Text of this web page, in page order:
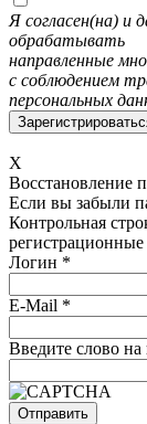
Я согласен(на) и
обрабатывать
направленные
с соблюдением
персональных
X
Восстановление
Если вы забыли
Контрольная
Логин *
E-Mail *
Введите слово на